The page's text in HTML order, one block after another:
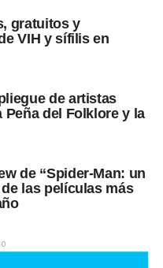
gratuitos y
VIH y sífilis en
de artistas
Peña del Folklore y la
de “Spider-Man: un
las películas más